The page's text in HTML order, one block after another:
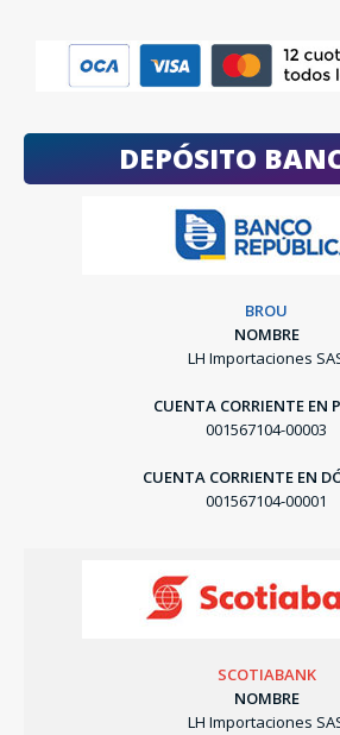
DEPÓSITO
BROU
NOMBRE
LH Importaciones
CUENTA CORRIENTE EN
001567104-00003
CUENTA CORRIENTE EN
001567104-00001
SCOTIABANK
NOMBRE
LH Importaciones